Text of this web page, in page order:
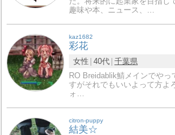
趣味や本、ニュース、…
kaz1682
彩花
女性 40代 千葉県
RO Breidablik鯖メインでや
すがそれでもいいよって方よ
ォ…
citron-puppy
結美☆